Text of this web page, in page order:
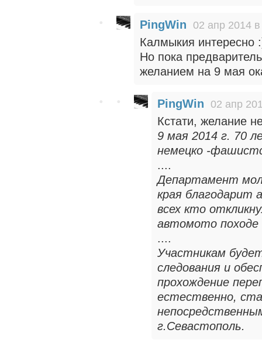
PingWin 02 апр 2014
Калмыкия интересно
Но пока
желанием на 9 мая
PingWin 02 апр
Кстати, желание
9 мая 2014 г. 70
немецко -
....
Департамент
края благодарит
всех кто
автомото походе
....
Участникам
следования и
прохождение
естественно,
г.Севастополь.